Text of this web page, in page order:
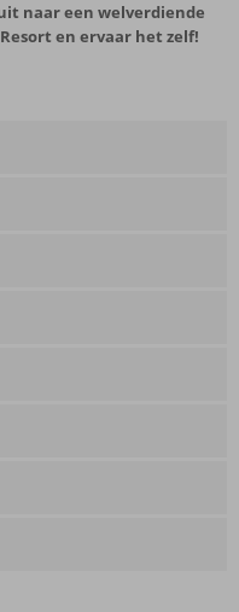
naar een welverdiende
en ervaar het zelf!